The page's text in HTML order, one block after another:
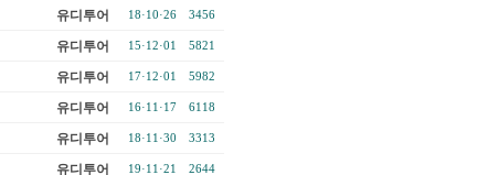
유디투어 18·10·26 3456
유디투어 15·12·01 5821
유디투어 17·12·01 5982
유디투어 16·11·17 6118
유디투어 18·11·30 3313
유디투어 19·11·21 2644